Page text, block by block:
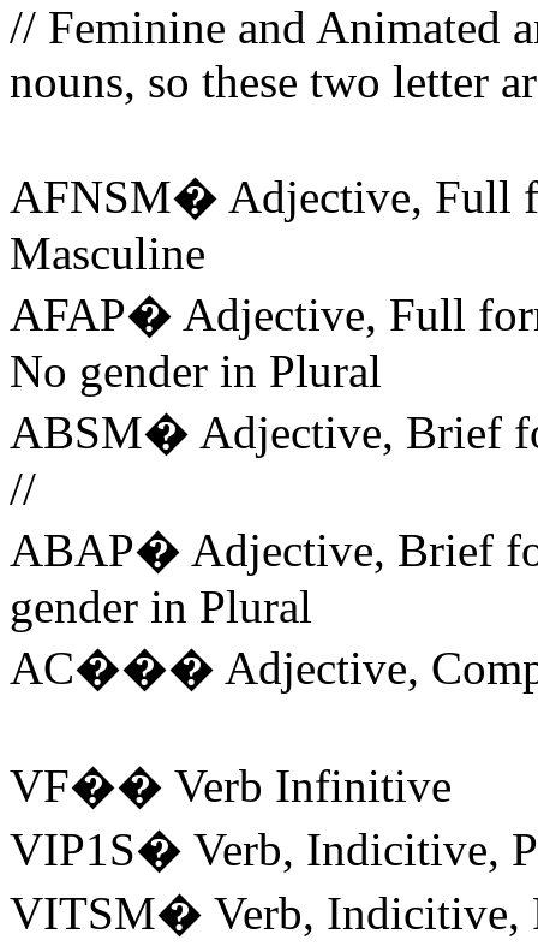
// Feminine and Animated
nouns, so these two letter
AFNSM� Adjective, Full
Masculine
AFAP� Adjective, Full
No gender in Plural
ABSM� Adjective, Brief
//
ABAP� Adjective, Brief
gender in Plural
AC��� Adjective,
VF�� Verb Infinitive
VIP1S� Verb, Indicitive,
VITSM� Verb, Indicitive,